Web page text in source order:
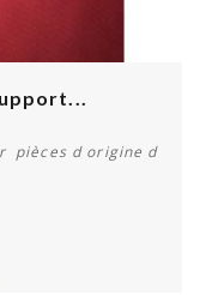
pièces d origine d